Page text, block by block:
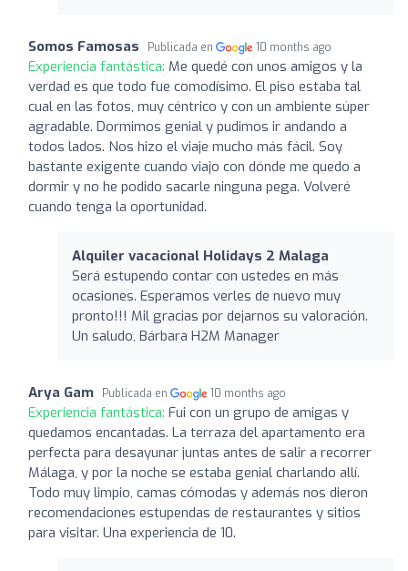
Somos Famosas Publicada en 10 months ago
Experiencia fantástica: Me quedé con unos amigos y la
verdad es que todo fue comodísimo. El piso estaba tal
cual en las fotos, muy céntrico y con un ambiente súper
agradable. Dormimos genial y pudimos ir andando a
todos lados. Nos hizo el viaje mucho más fácil. Soy
bastante exigente cuando viajo con dónde me quedo a
dormir y no he podido sacarle ninguna pega. Volveré
cuando tenga la oportunidad.
Alquiler vacacional Holidays 2 Malaga
Será estupendo contar con ustedes en más
ocasiones. Esperamos verles de nuevo muy
pronto!!! Mil gracias por dejarnos su valoración.
Un saludo, Bárbara H2M Manager
Arya Gam Publicada en 10 months ago
Experiencia fantástica: Fui con un grupo de amigas y
quedamos encantadas. La terraza del apartamento era
perfecta para desayunar juntas antes de salir a recorrer
Málaga, y por la noche se estaba genial charlando allí.
Todo muy limpio, camas cómodas y además nos dieron
recomendaciones estupendas de restaurantes y sitios
para visitar. Una experiencia de 10.